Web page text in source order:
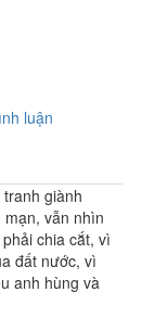
luận
giành
vẫn nhìn
chia cắt, vì
đất nước, vì
anh hùng và